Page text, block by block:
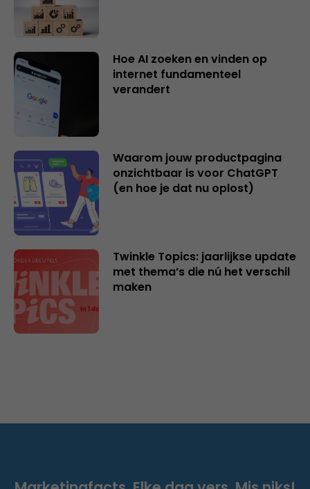
Hoe AI zoeken en vinden op
internet fundamenteel
verandert
Waarom jouw productpagina
onzichtbaar is voor ChatGPT
(en hoe je dat nu oplost)
Twinkle Topics: jaarlijkse update
met thema’s die nú het verschil
maken